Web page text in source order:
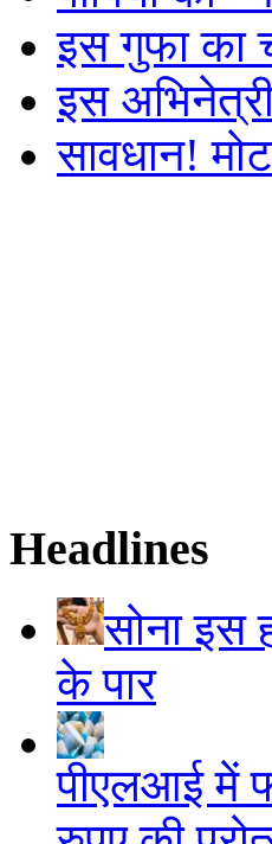
इस गुफा का
इस
सावधान!
Headlines
सोना इस
के पार
पीएलआई में